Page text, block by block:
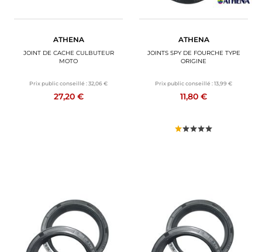
ATHENA
JOINT DE CACHE CULBUTEUR
MOTO
Prix public conseillé :32,06 €
27,20 €
ATHENA
JOINTS SPY DE FOURCHE TYPE
ORIGINE
Prix public conseillé :13,99 €
11,80 €